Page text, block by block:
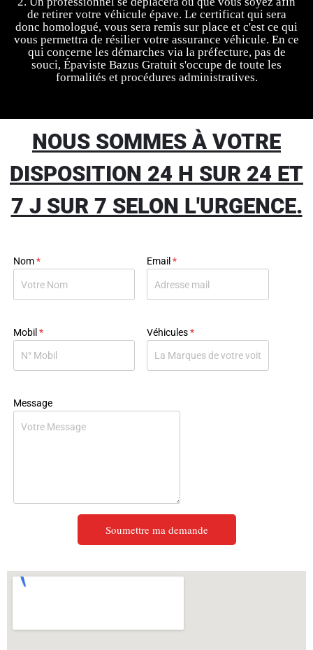
de retirer votre véhicule épave. Le certificat qui sera
donc homologué, vous sera remis sur place et c'est ce qui
vous permettra de résilier votre assurance véhicule. En ce
qui concerne les démarches via la préfecture, pas de
souci, Épaviste Bazus Gratuit s'occupe de toute les
formalités et procédures administratives.
NOUS SOMMES À VOTRE
DISPOSITION 24 H SUR 24 ET
7 J SUR 7 SELON L'URGENCE.
Nom* Email *
Mobil * Véhicules*
Message
Soumettre ma demande